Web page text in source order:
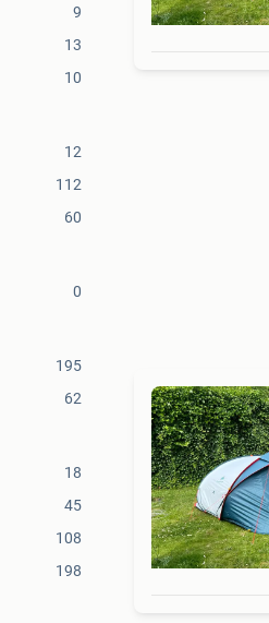
9
13
10
12
112
60
0
195
62
18
45
108
198